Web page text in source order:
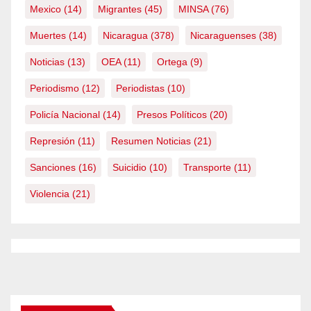
Mexico (14) Migrantes (45) MINSA(76)
Muertes (14) Nicaragua (378) Nicaraguenses (38)
Noticias (13) OEA(11) Ortega (9)
Periodismo (12) Periodistas (10)
Policía Nacional (14) Presos Políticos (20)
Represión (11) Resumen Noticias (21)
Sanciones (16) Suicidio (10) Transporte (11)
Violencia (21)